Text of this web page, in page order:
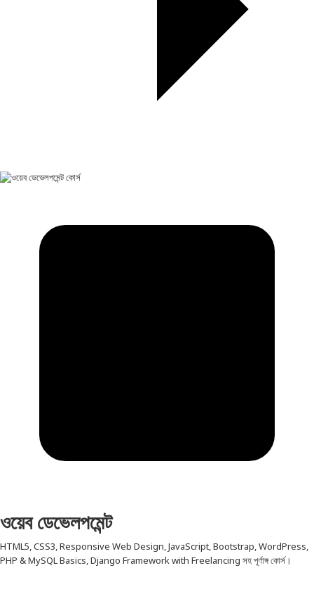
ওয়েব ডেভেলপমেন্ট
HTML5, CSS3, Responsive Web Design, JavaScript, Bootstrap, WordPress,
PHP & MySQL Basics, Django Framework with Freelancing সহ পূর্ণাঙ্গ কোর্স।